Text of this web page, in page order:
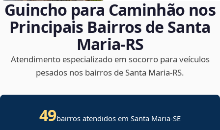
Guincho para Caminhão nos
Principais Bairros de Santa
Maria‑RS
Atendimento especializado em socorro para veículos
pesados nos bairros de Santa Maria‑RS.
49bairros atendidos em Santa Maria-SE